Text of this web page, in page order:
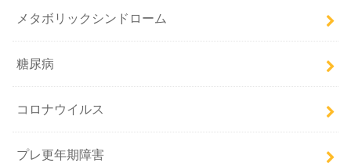
メタボリックシンドローム
糖尿病
コロナウイルス
プレ更年期障害